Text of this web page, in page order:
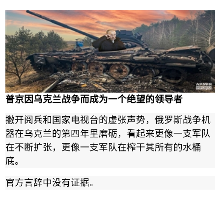
普京因乌克兰战争而成为一个绝望的领导者
撇开阅兵和国家电视台的虚张声势，俄罗斯战争机
器在乌克兰的第四年里磨砺，看起来更像一支军队
在不断扩张，更像一支军队在榨干其所有的水桶
底。
官方言辞中没有证据。